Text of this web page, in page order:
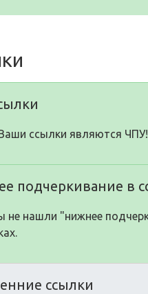
ссылки являются ЧПУ!
подчеркивание в
не нашли "нижнее
ссылки